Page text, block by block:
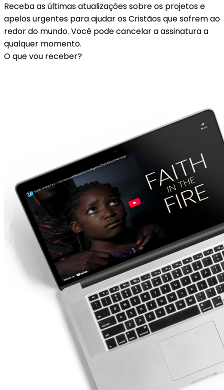
Receba as últimas atualizações sobre os projetos e
apelos urgentes para ajudar os Cristãos que sofrem ao
redor do mundo. Você pode cancelar a assinatura a
qualquer momento.
O que vou receber?